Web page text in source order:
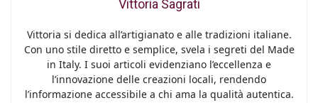
Vittoria Sagrati
Vittoria si dedica all’artigianato e alle tradizioni italiane.
Con uno stile diretto e semplice, svela i segreti del Made
in Italy. I suoi articoli evidenziano l’eccellenza e
l’innovazione delle creazioni locali, rendendo
l’informazione accessibile a chi ama la qualità autentica.